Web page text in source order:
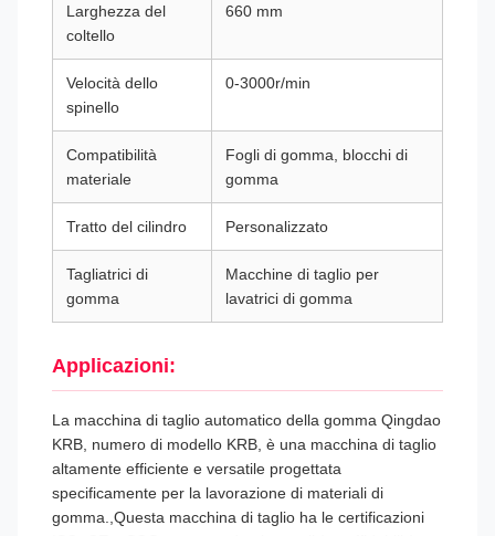
Larghezza del
coltello
660 mm
Velocità dello
spinello
0-3000r/min
Compatibilità
materiale
Fogli di gomma, blocchi di
gomma
Tratto del cilindro Personalizzato
Tagliatrici di
gomma
Macchine di taglio per
lavatrici di gomma
Applicazioni:
La macchina di taglio automatico della gomma Qingdao
KRB, numero di modello KRB, è una macchina di taglio
altamente efficiente e versatile progettata
specificamente per la lavorazione di materiali di
gomma.,Questa macchina di taglio ha le certificazioni